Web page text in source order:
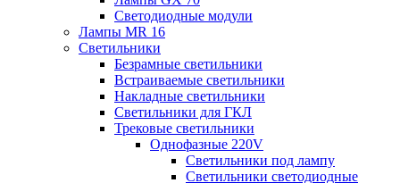
Светодиодные модули
Лампы MR 16
Светильники
Безрамные светильники
Встраиваемые светильники
Накладные светильники
Светильники для ГКЛ
Трековые светильники
Однофазные 220V
Светильники под лампу
Светильники светодиодные